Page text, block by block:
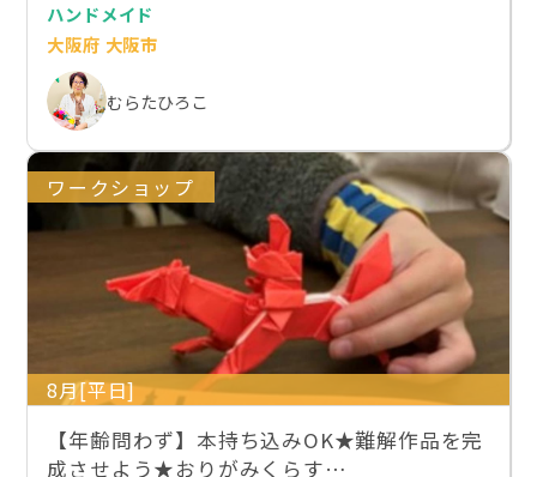
ハンドメイド
大阪府 大阪市
むらたひろこ
ワークショップ
8月[平日]
【年齢問わず】本持ち込みOK★難解作品を完
成させよう★おりがみくらす…